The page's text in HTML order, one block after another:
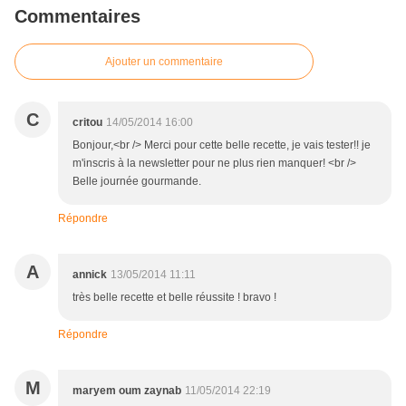
Commentaires
Ajouter un commentaire
C critou 14/05/2014 16:00
Bonjour,<br /> Merci pour cette belle recette, je vais tester!! je
m'inscris à la newsletter pour ne plus rien manquer! <br />
Belle journée gourmande.
Répondre
A annick 13/05/2014 11:11
très belle recette et belle réussite ! bravo !
Répondre
M maryem oum zaynab 11/05/2014 22:19